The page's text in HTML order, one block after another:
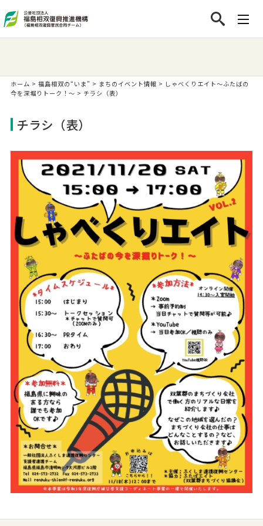
ホーム > 福島相双の“いま” > まちのイベント情報 > しゃべくりエイト～ふたばの
今を深堀りトーク！～ > チラシ（表）
チラシ（表）